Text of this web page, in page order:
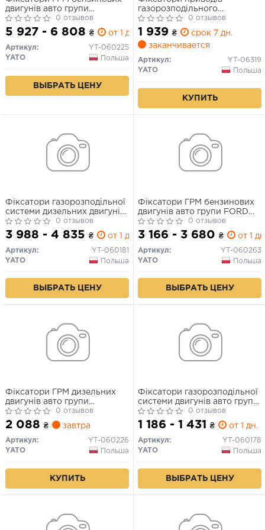
двигунів авто групи
MERCEDES YATO: набір 15
елем. [2]
0 отзывов
5 927 - 6 808 ₴ от 1 дн.
Артикул:
YT-060225
YATO
Польша
ВЫБРАТЬ ЦЕНУ
газорозподільного
механізму дизельних
двигунів авто VAG TDI YATO,
10 елем. [5]
0 отзывов
1 939 ₴
срок 7 дн.
заканчивается
Артикул:
YT-06319
YATO
Польша
КУПИТЬ
Фіксатори газорозподільної
системи дизельних двигунів
авто групи BMW YATO наб. 9
елем. [2]
0 отзывов
3 988 - 4 835 ₴ от 1 дн.
Артикул:
YT-060181
YATO
Польша
ВЫБРАТЬ ЦЕНУ
Фіксатори ГРМ бензинових
двигунів авто групи FORD
ECOBOOST YATO : набір, 9
елем. [5]
0 отзывов
3 166 - 3 680 ₴ от 1
Артикул:
YT-060263
YATO
Польша
ВЫБРАТЬ ЦЕНУ
Фіксатори ГРМ дизельних
двигунів авто групи
MERCEDES YATO: набір 5
елем. [5]
0 отзывов
2 088 ₴ завтра
Артикул:
YT-060226
YATO
Польша
КУПИТЬ
Фіксатори газорозподільної
системи двигунів авто групи
V.A.G. YATO тип: SDI/TDI, наб.
7 елем. [10]
0 отзывов
1 186 - 1 431 ₴ от 1 дн.
Артикул:
YT-060178
YATO
Польша
ВЫБРАТЬ ЦЕНУ